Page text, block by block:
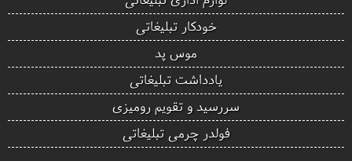
خودکار تبلیغاتی
موس پد
یادداشت تبلیغاتی
سررسید و تقویم رومیزی
فولدر چرمی تبلیغاتی